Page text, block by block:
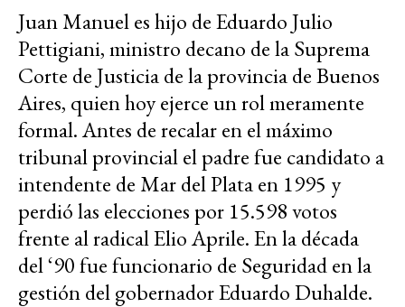
Juan Manuel es hijo de Eduardo Julio
Pettigiani, ministro decano de la Suprema
Corte de Justicia de la provincia de Buenos
Aires, quien hoy ejerce un rol meramente
formal. Antes de recalar en el máximo
tribunal provincial el padre fue candidato a
intendente de Mar del Plata en 1995 y
perdió las elecciones por 15.598 votos
frente al radical Elio Aprile. En la década
del ‘90 fue funcionario de Seguridad en la
gestión del gobernador Eduardo Duhalde.